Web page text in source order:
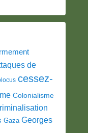
de
cessez-
Colonialisme
Gaza Georges